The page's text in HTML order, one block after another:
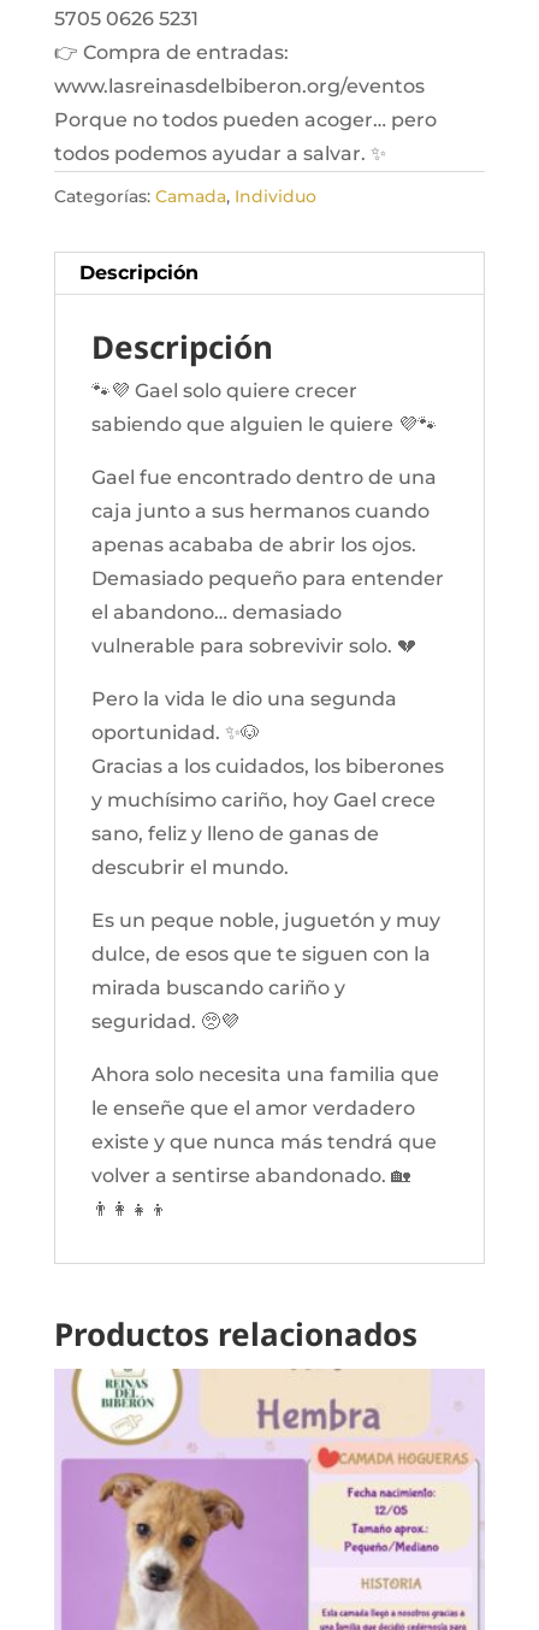
5705 0626 5231
👉 Compra de entradas:
www.lasreinasdelbiberon.org/eventos
Porque no todos pueden acoger… pero
todos podemos ayudar a salvar. ✨
Categorías: Camada, Individuo
Descripción
Descripción
🐾💜 Gael solo quiere crecer
sabiendo que alguien le quiere 💜🐾
Gael fue encontrado dentro de una
caja junto a sus hermanos cuando
apenas acababa de abrir los ojos.
Demasiado pequeño para entender
el abandono… demasiado
vulnerable para sobrevivir solo. 💔
Pero la vida le dio una segunda
oportunidad. ✨🐶
Gracias a los cuidados, los biberones
y muchísimo cariño, hoy Gael crece
sano, feliz y lleno de ganas de
descubrir el mundo.
Es un peque noble, juguetón y muy
dulce, de esos que te siguen con la
mirada buscando cariño y
seguridad. 🥺💜
Ahora solo necesita una familia que
le enseñe que el amor verdadero
existe y que nunca más tendrá que
volver a sentirse abandonado. 🏡
👨‍👩‍👧‍👦
Productos relacionados